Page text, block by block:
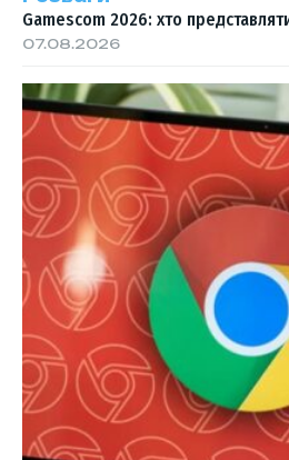
Gamescom 2026: хто
07.08.2026